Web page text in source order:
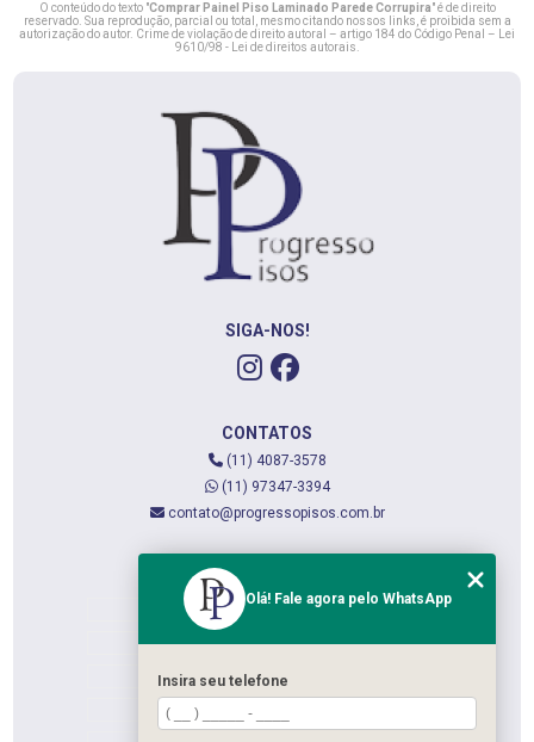
O conteúdo do texto "Comprar Painel Piso Laminado Parede Corrupira" é de direito
reservado. Sua reprodução, parcial ou total, mesmo citando nossos links, é proibida sem a
autorização do autor. Crime de violação de direito autoral – artigo 184 do Código Penal –
Lei
9610/98 - Lei de direitos autorais
SIGA-NOS!
CONTATOS
(11) 4087-3578
(11) 97347-3394
contato@progressopisos.com.br
QUEM SOMOS
SERVIÇOS
Olá! Fale agora pelo WhatsApp
Insira seu telefone